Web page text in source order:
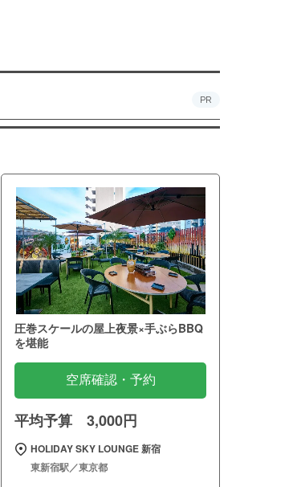
PR
圧巻スケールの屋上夜景×手ぶらBBQ
を堪能
空席確認・予約
平均予算 3,000円
HOLIDAY SKY LOUNGE 新宿
東新宿駅／東京都